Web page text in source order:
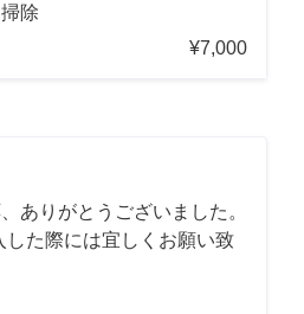
除
¥7,000
ありがとうございました。
した際には宜しくお願い致